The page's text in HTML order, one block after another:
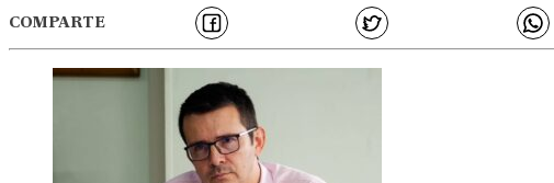
COMPARTE